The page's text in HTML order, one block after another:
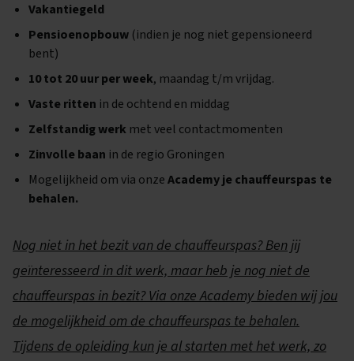
Vakantiegeld
Pensioenopbouw (indien je nog niet gepensioneerd
bent)
10 tot 20 uur per week, maandag t/m vrijdag.
Vaste ritten in de ochtend en middag
Zelfstandig werk met veel contactmomenten
Zinvolle baan in de regio Groningen
Mogelijkheid om via onzeAcademy je chauffeurspas te
behalen.
Nog niet in het bezit van de chauffeurspas? Ben jij
geïnteresseerd in dit werk, maar heb je nog niet de
chauffeurspas in bezit? Via onze Academy bieden wij jou
de mogelijkheid om de chauffeurspas te behalen.
Tijdens de opleiding kun je al starten met het werk, zo